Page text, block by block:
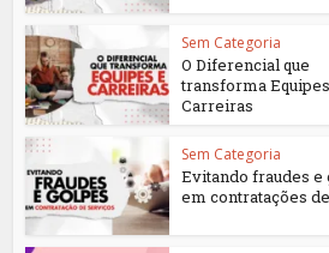
Sem Categoria
O Diferencial que
transforma
Carreiras
Sem Categoria
Evitando fraudes e
em contratações